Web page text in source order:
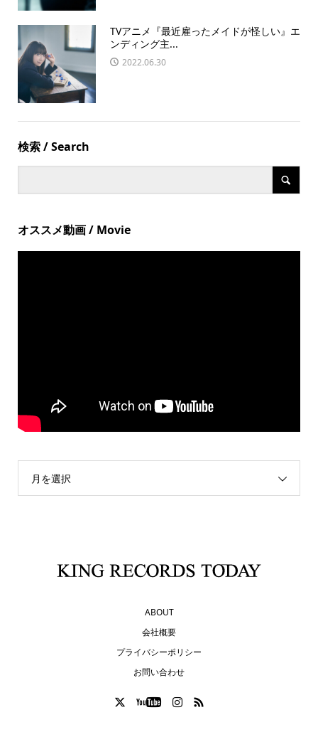
TVアニメ『最近雇ったメイドが怪しい』エ
ンディング主...
2022.06.30
検索 / Search
オススメ動画 / Movie
月を選択
ABOUT
会社概要
プライバシーポリシー
お問い合わせ